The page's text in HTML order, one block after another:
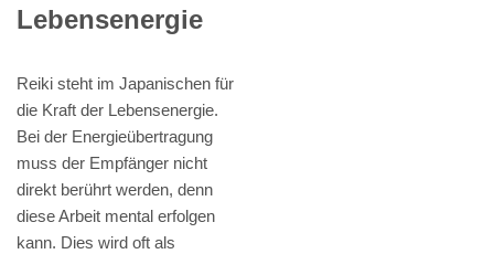
Lebensenergie
Reiki steht im Japanischen für
die Kraft der Lebensenergie.
Bei der Energieübertragung
muss der Empfänger nicht
direkt berührt werden, denn
diese Arbeit mental erfolgen
kann. Dies wird oft als